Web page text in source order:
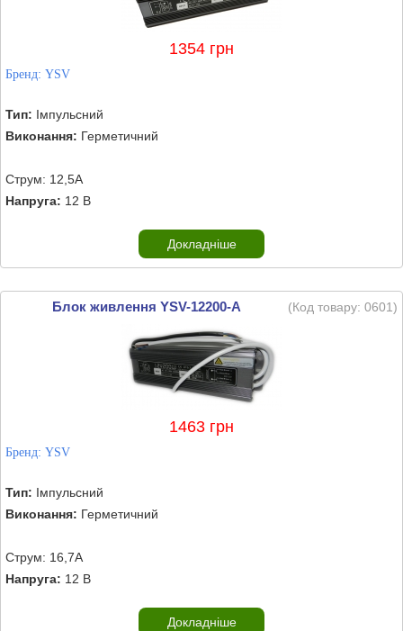
1354 грн
Бренд: YSV
Тип: Імпульсний
Виконання: Герметичний
Струм: 12,5А
Напруга: 12 В
Докладніше
Блок живлення YSV-12200-A (Код товару: 0601)
1463 грн
Бренд: YSV
Тип: Імпульсний
Виконання: Герметичний
Струм: 16,7А
Напруга: 12 В
Докладніше